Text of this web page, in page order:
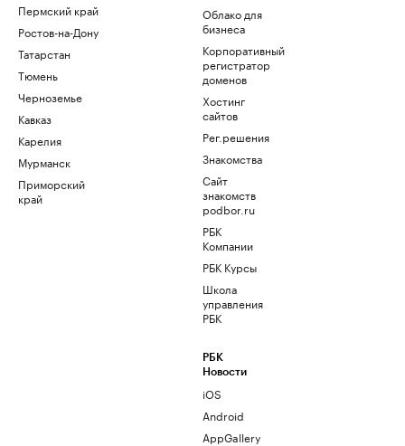
Пермский край
Ростов-на-Дону
Татарстан
Тюмень
Черноземье
Кавказ
Карелия
Мурманск
Приморский
край
Облако для
бизнеса
Корпоративный
регистратор
доменов
Хостинг
сайтов
Рег.решения
Знакомства
Сайт
знакомств
podbor.ru
РБК
Компании
РБК Курсы
Школа
управления
РБК
РБК
Новости
iOS
Android
AppGallery